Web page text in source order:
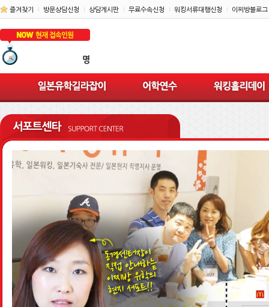
즐겨찾기 방문상담신청 상담게시판 무료수속신청 워킹서류대행신청 이찌방블로그